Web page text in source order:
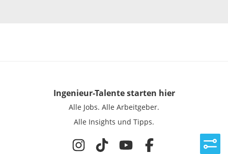
Ingenieur-Talentestarten hier
Alle Jobs. Alle Arbeitgeber.
Alle Insights und Tipps.